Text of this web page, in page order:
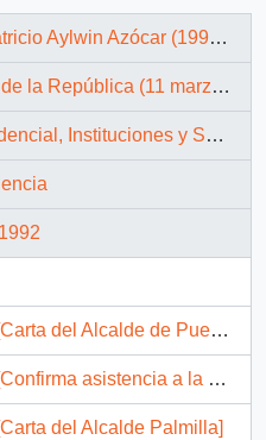
Aylwin Azócar (1990-1994)
(11 marzo 1990 – 11 marzo 1994)
Instituciones y Servicios
del Alcalde de Puerto Montt]
del Seminario Internacional "El Pacífico, Parte Integrante del Nuevo Mundo : Mar del S. XXI]
del Alcalde Palmilla]